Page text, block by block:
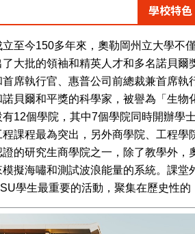
學校特色
立至今150多年來，奧勒岡州立大學不
了大批的領袖和精英人才和多名諾貝
首席執行官、惠普公司前總裁兼首席
諾貝爾和平獎的科學家，被譽為「生
有12個學院，其中7個學院同時開辦學
程課程最為突出，另外商學院、工程
證的研究生商學院之一，除了教學外，
模擬海嘯和測試波浪能量的系統。課
學生最重要的活動，聚集在歷史性